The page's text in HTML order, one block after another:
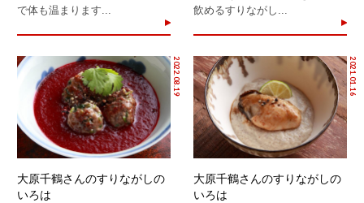
で体も温まります...
飲めるすりながし...
2022.08.19
大原千鶴さんのすりながしの
いろは
2021.01.16
大原千鶴さんのすりながしの
いろは